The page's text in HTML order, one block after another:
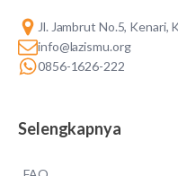
Jl. Jambrut No.5, Kenari,
info@lazismu.org
0856-1626-222
Selengkapnya